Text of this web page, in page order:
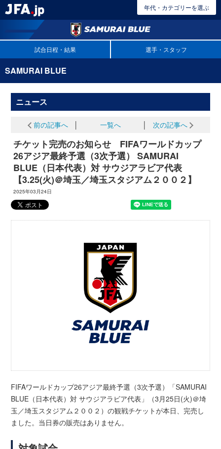
年代・カテゴリーを選ぶ
試合日程・結果 選手・スタッフ
SAMURAI BLUE
ニュース
前の記事へ 一覧へ 次の記事へ
チケット完売のお知らせ FIFAワールドカップ
26アジア最終予選（3次予選） SAMURAI
BLUE（日本代表）対 サウジアラビア代表
【3.25(火)＠埼玉／埼玉スタジアム２００２】
2025年03月24日
FIFAワールドカップ26アジア最終予選（3次予選）「SAMURAI
BLUE（日本代表）対 サウジアラビア代表」（3月25日(火)＠埼
玉／埼玉スタジアム２００２）の観戦チケットが本日、完売し
ました。当日券の販売はありません。